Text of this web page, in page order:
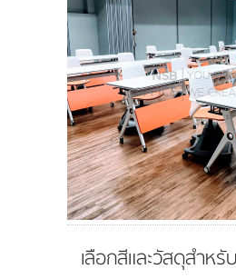
เลือกสีและวัสดุสำห